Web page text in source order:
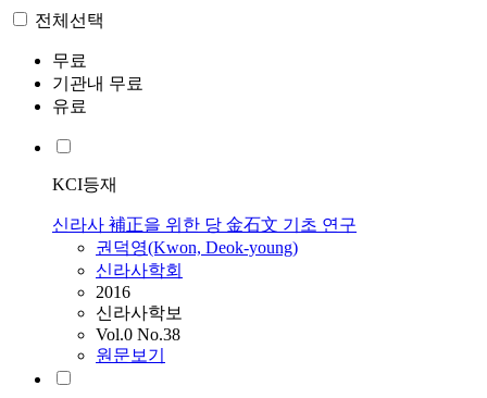
전체선택
무료
기관내 무료
유료
KCI등재
신라사 補正을 위한 당 金石文 기초 연구
권덕영(Kwon, Deok-young)
신라사학회
2016
신라사학보
Vol.0 No.38
원문보기